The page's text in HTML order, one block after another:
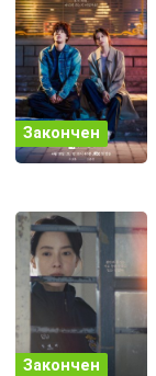
Закончен
Закончен